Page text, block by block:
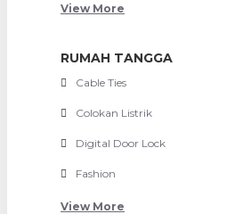
View More
RUMAH TANGGA
Cable Ties
Colokan Listrik
Digital Door Lock
Fashion
View More